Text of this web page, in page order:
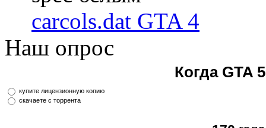
carcols.dat GTA 4
Наш опрос
Когда GTA
купите лицензионную копию
скачаете с торрента